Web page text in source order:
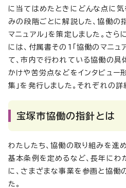
に当てはめたときにどんな点に
みの段階ごとに解説した、協働の
マニュアル」を策定しました。さ
には、付属書その1「協働のマニュ
て、市内で行われている協働の具
かけや苦労点などをインタビュー
集」を発行しました。それぞれの詳
宝塚市協働の指針とは
わたしたち、協働の取り組みを進
基本条例を定めるなど、長年にわ
に、さまざまな事業を参画と協働
た。